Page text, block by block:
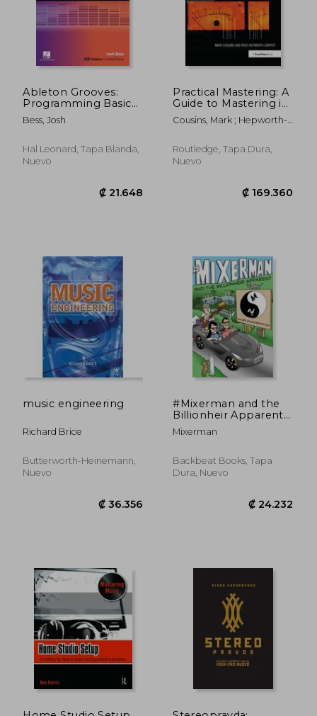
₡ 21.648
₡ 161.121
Ableton Grooves:
Programming Basic
and Advanced
Grooves with Ableton
Bess, Josh
Hal Leonard, Tapa Blanda,
Nuevo
Practical Mastering: A
Guide to Mastering in
the Modern Studio
(en Inglés)
Cousins, Mark ; Hepworth-
Routledge, Tapa Dura,
Nuevo
music engineering
Richard Brice
Butterworth-Heinemann,
Nuevo
#Mixerman and the
Billionheir Apparent
(en Inglés)
Mixerman
Backbeat Books, Tapa
Dura, Nuevo